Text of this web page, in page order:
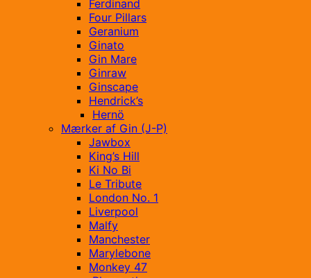
Ferdinand
Four Pillars
Geranium
Ginato
Gin Mare
Ginraw
Ginscape
Hendrick’s
Hernö
Mærker af Gin (J-P)
Jawbox
King’s Hill
Ki No Bi
Le Tribute
London No. 1
Liverpool
Malfy
Manchester
Marylebone
Monkey 47